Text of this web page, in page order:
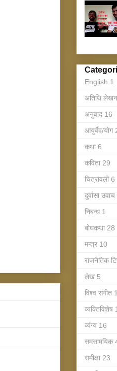
English 1
अतिथि लेखन
अनुवाद 16
आयुर्वेद/याेग
कथा 6
कविता 29
चित्रावली 6
दुर्वासा उवाच
निबन्ध 1
बोधकथा 28
मन्त्र 10
राजनैतिक
लेख 5
विश्व संगीत 1
व्यक्तिविशेष
व्यंग्य 16
समसामयिक
समीक्षा 23